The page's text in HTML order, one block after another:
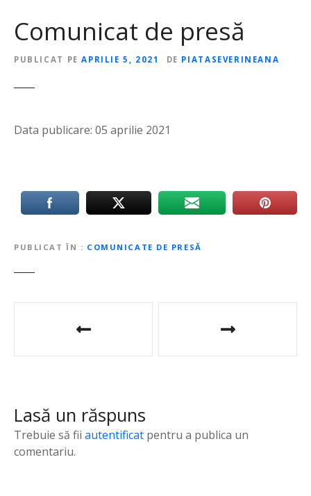
Comunicat de presă
PUBLICAT PE APRILIE 5, 2021 DE PIATASEVERINEANA
Data publicare: 05 aprilie 2021
PUBLICAT ÎN COMUNICATE DE PRESĂ
g
a
Lasă un răspuns
Trebuie să fii autentificat pentru a publica un
comentariu.